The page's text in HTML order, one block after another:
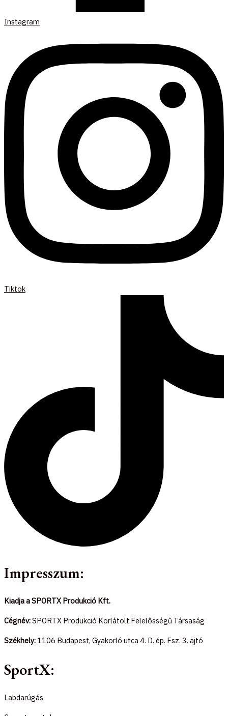
Instagram
Tiktok
Impresszum:
Kiadja a SPORTX Produkció Kft.
Cégnév:SPORTX Produkció Korlátolt Felelősségű Társaság
Székhely:1106 Budapest, Gyakorló utca 4. D. ép. Fsz. 3. ajtó
SportX:
Labdarúgás